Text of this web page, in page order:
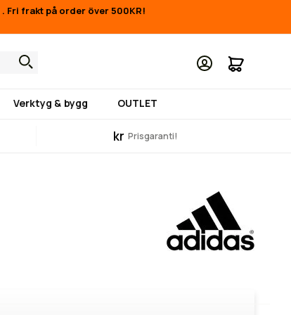
. Fri frakt på order över 500KR!
Min
Verktyg & bygg OUTLET
kr Prisgaranti!